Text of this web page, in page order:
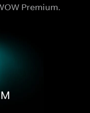
Premium.